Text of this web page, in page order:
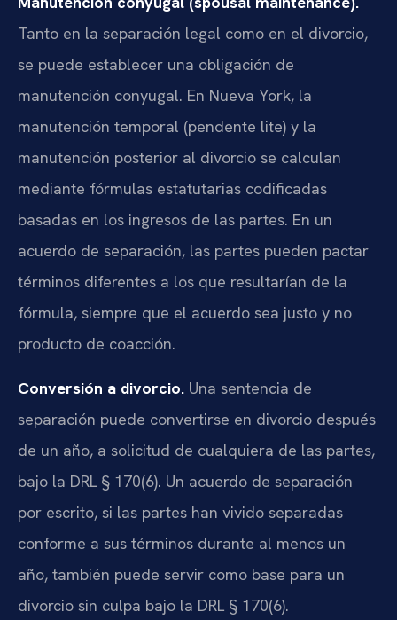
Tanto en la separación legal como en el divorcio,
se puede establecer una obligación de
manutención conyugal. En Nueva York, la
manutención temporal (pendente lite) y la
manutención posterior al divorcio se calculan
mediante fórmulas estatutarias codificadas
basadas en los ingresos de las partes. En un
acuerdo de separación, las partes pueden pactar
términos diferentes a los que resultarían de la
fórmula, siempre que el acuerdo sea justo y no
producto de coacción.
Conversión a divorcio. Una sentencia de
separación puede convertirse en divorcio después
de un año, a solicitud de cualquiera de las partes,
bajo la DRL § 170(6). Un acuerdo de separación
por escrito, si las partes han vivido separadas
conforme a sus términos durante al menos un
año, también puede servir como base para un
divorcio sin culpa bajo la DRL § 170(6).